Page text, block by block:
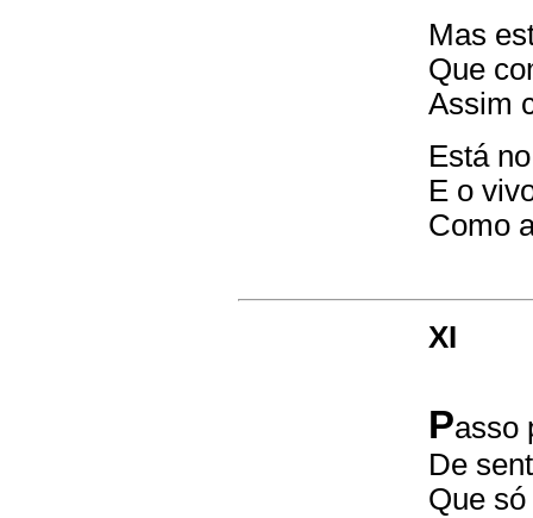
Mas
Que
Assim
Está
E o
Como
XI
Passo
De
Que